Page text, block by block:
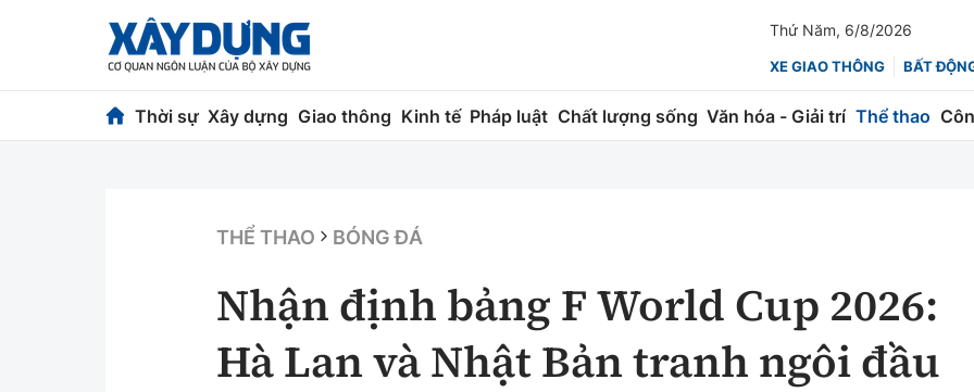
Thứ Năm, 6/8/2026
XE GIAO THÔNG BẤT
Thời sự Xây dựng Giao thông Kinh tế Pháp luật Chất lượng sống Văn hóa - Giải trí Thể thao
Chuyện dọc đường
Chỉ đạo điều hành
Vật liệu xây dựng
Giám định chất lượng
Hàng không
Đường sắt
Chứng khoán
Bảo hiểm
THỂ THAO BÓNG ĐÁ
Nhận định bảng F World Cup 2026:
Hà Lan và Nhật Bản tranh ngôi đầu